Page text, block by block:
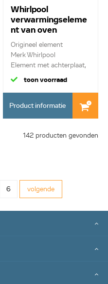
Whirlpool
verwarmingseleme
nt van oven
482000013381
Origineel element
Merk Whirlpool
Element met achterplaat,
...
toon voorraad
Product informatie
142 producten gevonden
6 volgende